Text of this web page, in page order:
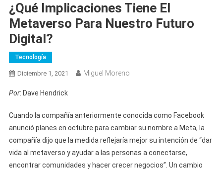
¿Qué Implicaciones Tiene El
Metaverso Para Nuestro Futuro
Digital?
Tecnología
Diciembre 1, 2021 Miguel Moreno
Por: Dave Hendrick
Cuando la compañía anteriormente conocida como Facebook
anunció planes en octubre para cambiar su nombre a Meta, la
compañía dijo que la medida reflejaría mejor su intención de “dar
vida al metaverso y ayudar a las personas a conectarse,
encontrar comunidades y hacer crecer negocios”. Un cambio